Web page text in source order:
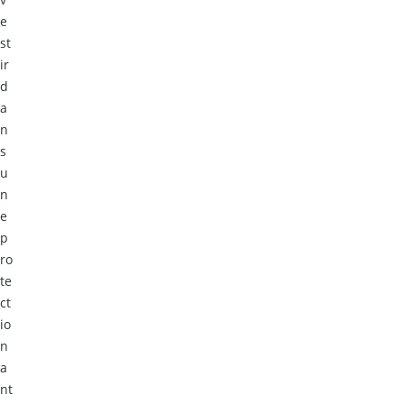
e
st
ir
d
a
n
s
u
n
e
p
ro
te
ct
io
n
a
nt